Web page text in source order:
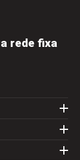
rede fixa